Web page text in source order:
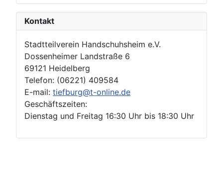
Kontakt
Stadtteilverein Handschuhsheim e.V.
Dossenheimer Landstraße 6
69121 Heidelberg
Telefon: (06221) 409584
E-mail: tiefburg@t-online.de
Geschäftszeiten:
Dienstag und Freitag 16:30 Uhr bis 18:30 Uhr